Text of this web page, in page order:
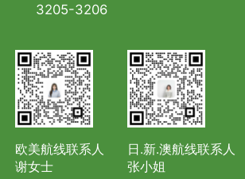
3205-3206
欧美航线联系人
谢女士
日.新.澳航线联系人
张小姐